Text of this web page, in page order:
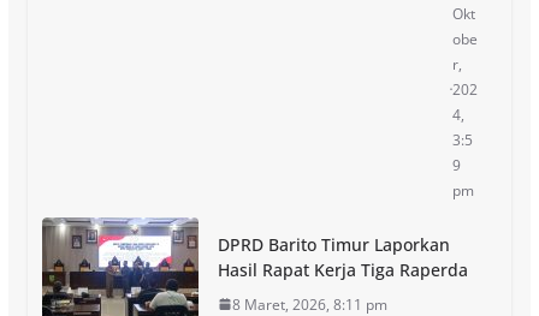
Okt
obe
r,
202
4,
3:5
9
pm
DPRD Barito Timur Laporkan
Hasil Rapat Kerja Tiga Raperda
8 Maret, 2026, 8:11 pm